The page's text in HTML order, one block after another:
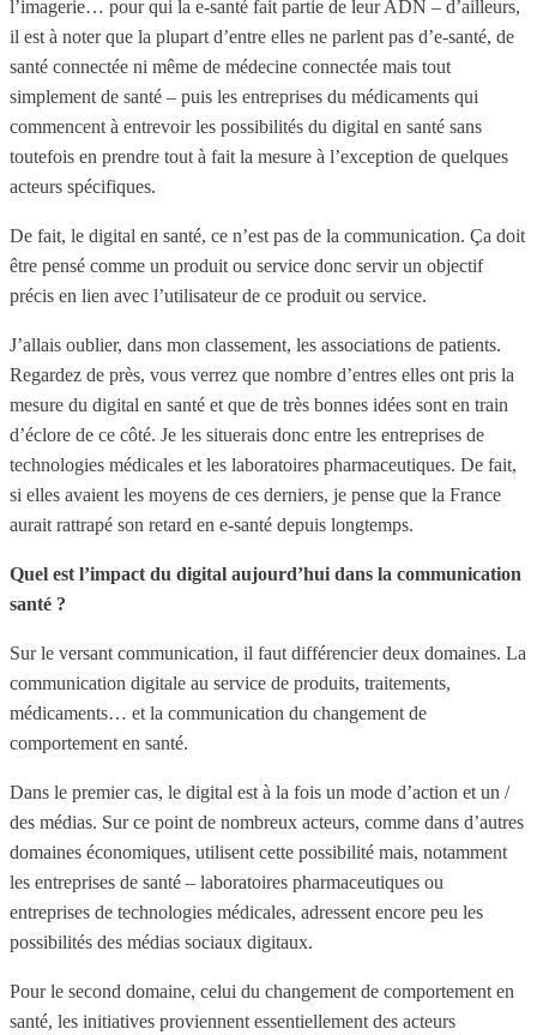
l’imagerie… pour qui la e-santé fait partie de leur ADN – d’ailleurs,
il est à noter que la plupart d’entre elles ne parlent pas d’e-santé, de
santé connectée ni même de médecine connectée mais tout
simplement de santé – puis les entreprises du médicaments qui
commencent à entrevoir les possibilités du digital en santé sans
toutefois en prendre tout à fait la mesure à l’exception de quelques
acteurs spécifiques.
De fait, le digital en santé, ce n’est pas de la communication. Ça doit
être pensé comme un produit ou service donc servir un objectif
précis en lien avec l’utilisateur de ce produit ou service.
J’allais oublier, dans mon classement, les associations de patients.
Regardez de près, vous verrez que nombre d’entres elles ont pris la
mesure du digital en santé et que de très bonnes idées sont en train
d’éclore de ce côté. Je les situerais donc entre les entreprises de
technologies médicales et les laboratoires pharmaceutiques. De fait,
si elles avaient les moyens de ces derniers, je pense que la France
aurait rattrapé son retard en e-santé depuis longtemps.
Quel est l’impact du digital aujourd’hui dans la communication
santé ?
Sur le versant communication, il faut différencier deux domaines. La
communication digitale au service de produits, traitements,
médicaments… et la communication du changement de
comportement en santé.
Dans le premier cas, le digital est à la fois un mode d’action et un /
des médias. Sur ce point de nombreux acteurs, comme dans d’autres
domaines économiques, utilisent cette possibilité mais, notamment
les entreprises de santé – laboratoires pharmaceutiques ou
entreprises de technologies médicales, adressent encore peu les
possibilités des médias sociaux digitaux.
Pour le second domaine, celui du changement de comportement en
santé, les initiatives proviennent essentiellement des acteurs